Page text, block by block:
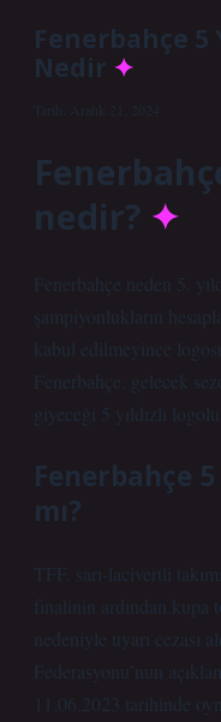
Fenerbahçe 5
Nedir
Tarih: Aralık 21, 2024
nedir?
Fenerbahçe neden 5.
şampiyonlukların
kabul edilmeyince
Fenerbahçe, gelecek
giyeceği 5 yıldızlı logolu
Fenerbahçe
mı?
TFF, sarı-lacivertli
finalinin ardından kupa
nedeniyle uyarı cezası
Federasyonu’nun
11.06.2023 tarihinde